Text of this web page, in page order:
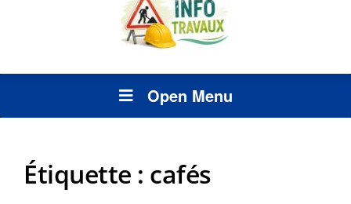
Open Menu
Étiquette : cafés